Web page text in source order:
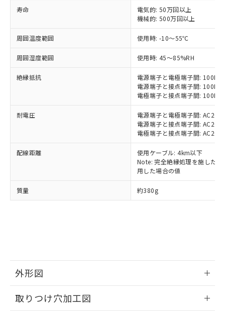
寿命
電気的: 50万回以上
機械的: 500万回以上
周囲温度範囲 使用時: -10～55℃
周囲湿度範囲 使用時: 45～85%RH
絶縁抵抗
電源端子と電極端子間:
電源端子と接点端子間:
電極端子と接点端子間:
耐電圧
電源端子と電極端子間:
電源端子と接点端子間:
電極端子と接点端子間:
配線距離
使用ケーブル: 4km以下
Note: 完全絶縁処理を施した
用した場合の値
質量 約380g
外形図
取りつけ穴加工図
本サービスは、当社制御機器事業取扱
商品の当社在庫状況および標準価格
(税抜)を提供させていただくもので
当社制御機器事業取扱商品の中には、
本サービスの対象外となる商品もある
ことをご了承ください。
在庫状況および標準価格照会結果は、
記載している更新日時点での社内デー
タに基づき作成されるものであり、閲
覧された時点での実際の在庫および標
準価格とは異なる場合があることをご
正式な納期状況および標準価格はお客
様のお取引先、またはお客様担当のオ
ムロン制御機器販売店・当社販売員に
オムロン制御機器販売店や当社販売拠
点は「販売ネットワーク
」をご確認
ビス）をご利用いただくには、I-Web
あります。
お客様が当ウェブサイト上で当社にご
調査・確認中：EU RoHS指令（10物質）の
非含有の対応状況を調査中または確認中の
非該当品：ライセンス料など無形物で、有
害物質有無と関係のない商品です。
仕入先様の事情により、非含有部品として
いたものが、含有品と判明した場合などや
むを得ず変更することがあります。
鉛(Pb) 1000ppm以下、 水銀(Hg) 1000ppm以下、 カド
六価クロム(Cr(Ⅵ)) 1000ppm以下、ポリ臭化ビフェニル
類(PBB) 1000ppm以下、ポリ臭化ジフェニルエーテル類
(PBDE) 1000ppm以下、フタル酸ビス(2-エチルヘキシ
ル) (DEHP)(別名：DOP) 1000ppm以下、フタル酸ブチ
ルベンジル（BBP） 1000ppm以下、フタル酸ジブチル
（DBP） 1000ppm以下、フタル酸ジイソブチル
但し、RoHS指令で産業用監視および制御機器に対する
フタル酸エステル類の４物質については閾値を超える意
図的な使用がないことを確認しています。
月が前後することがあります。
※3 非含有証明書ダウンロード
「○」：最大均質材料含有率が中国RoHSの
基準値以下であることを示します。
「×」：最大均質材料含有率が中国RoHSの
基準値を超えていることを示します。
「－」：未確認です。当社販売部門へお問
Pb(鉛) :1000ppm、 Hg(水銀) : 1000ppm、 Cd(カドミウ
Cr(Ⅵ)(六価クロム) : 1000ppm、 PBBs(ポリ臭化ビフェ
DBP(フタル酸ジブチル) : 1000ppm、 DIBP(フタル酸ジ
イソブチル) : 1000ppm、 BBP(フタル酸ブチルベンジ
質が外部に漏えいし、環境に深刻な影響を
及ぼさない年数を意味します。
「－」：未確認です。当社販売部門へお問
当社は、これら貴社製品のうち、外国
為替および外国貿易法に定める商品
（以下｢規制貨物等」という）を輸出
または国外への提供する場合は、日本
国政府の輸出許可(または役務取引許
可)を取得するなどの必要な手続きを
当社は規制貨物を破棄する場合は、完
全に破砕するなど、違法に輸出されな
いよう必要な手段を講じます。
当社は貴社製品を、核兵器、ミサイ
ル、化学兵器、生物兵器またはその他
武器並びにこれらの製造装置等に一切
法に輸出するおそれがある場合は、取
一定数以上の在庫あり
一定数には満たないが在庫あり
在庫なし(最新の在庫状況につ
いては、お客様のお取引先、ま